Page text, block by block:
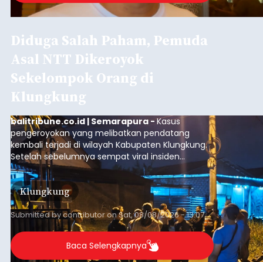
Diduga Salah Paham, Pemuda
Asal NTT Dikeroyok
Sekelompok Orang di
Klungkung
balitribune.co.id | Semarapura -Kasus
pengeroyokan yang melibatkan pendatang
kembali terjadi di wilayah Kabupaten Klungkung.
Setelah sebelumnya sempat viral insiden
keributan di barat Pasar Galiran, peristiwa serupa
kini menimpa seorang pemuda asal Kabupaten
Sumba Barat Daya (SBD), Nusa Tenggara Timur
(NTT).
Klungkung
Submitted bycontributoronSat, 08/08/2026 - 13:07
Baca Selengkapnya